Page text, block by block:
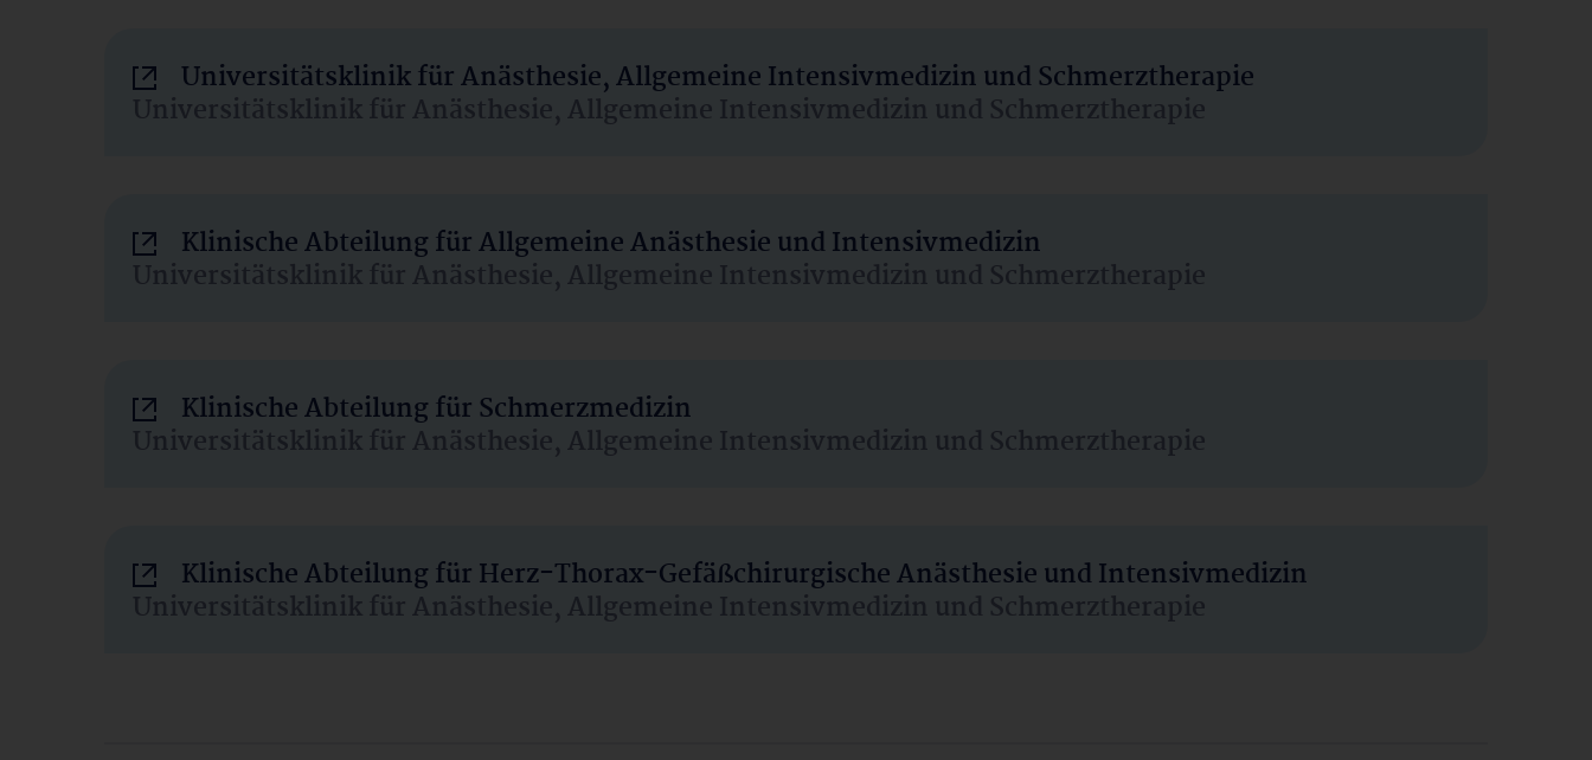
Universitätsklinik für Anästhesie, Allgemeine Intensivmedizin und Schmerztherapie
Universitätsklinik für Anästhesie, Allgemeine Intensivmedizin und Schmerztherapie
Klinische Abteilung für Allgemeine Anästhesie und Intensivmedizin
Universitätsklinik für Anästhesie, Allgemeine Intensivmedizin und Schmerztherapie
Klinische Abteilung für Schmerzmedizin
Universitätsklinik für Anästhesie, Allgemeine Intensivmedizin und Schmerztherapie
Klinische Abteilung für Herz-Thorax-Gefäßchirurgische Anästhesie und Intensivmedizin
Universitätsklinik für Anästhesie, Allgemeine Intensivmedizin und Schmerztherapie